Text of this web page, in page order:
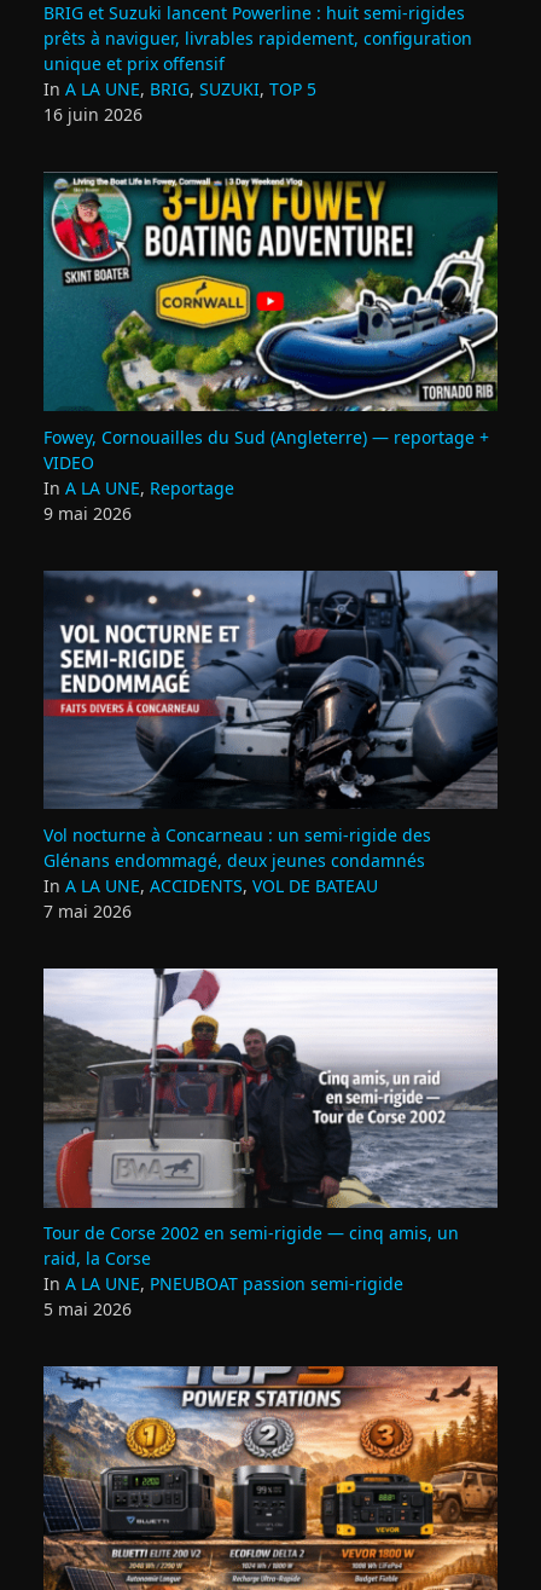
BRIG et Suzuki lancent Powerline : huit semi‑rigides
prêts à naviguer, livrables rapidement, configuration
unique et prix offensif
In A LA UNE, BRIG, SUZUKI, TOP 5
16 juin 2026
Fowey, Cornouailles du Sud (Angleterre) — reportage +
VIDEO
In A LA UNE, Reportage
9 mai 2026
Vol nocturne à Concarneau : un semi‑rigide des
Glénans endommagé, deux jeunes condamnés
In A LA UNE, ACCIDENTS, VOL DE BATEAU
7 mai 2026
Tour de Corse 2002 en semi‑rigide — cinq amis, un
raid, la Corse
In A LA UNE, PNEUBOAT passion semi-rigide
5 mai 2026